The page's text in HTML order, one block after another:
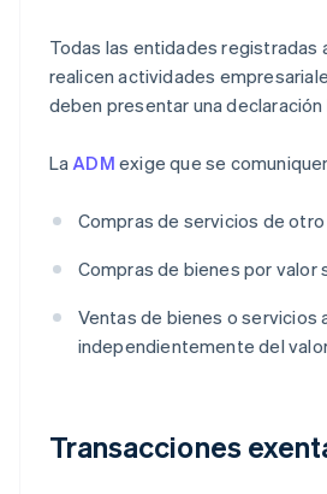
Todas las entidades registradas
realicen actividades
deben presentar una
La ADM exige que se
Compras de servicios de
Compras de bienes por
Ventas de bienes o servicios
independientemente del
Transacciones